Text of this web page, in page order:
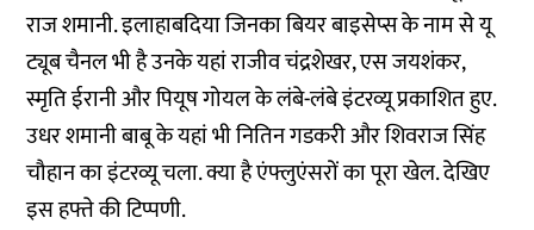
राज शमानी. इलाहाबदिया जिनका बियर बाइसेप्स के नाम से यू
ट्यूब चैनल भी है उनके यहां राजीव चंद्रशेखर, एस जयशंकर,
स्मृति ईरानी और पियूष गोयल के लंबे-लंबे इंटरव्यू प्रकाशित हुए.
उधर शमानी बाबू के यहां भी नितिन गडकरी और शिवराज सिंह
चौहान का इंटरव्यू चला. क्या है एंफ्लुएंसरों का पूरा खेल. देखिए
इस हफ्ते की टिप्पणी.